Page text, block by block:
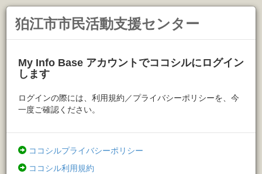
狛江市市民活動支援センター
My Info Base アカウントでココシルにログイン
します
ログインの際には、利用規約／プライバシーポリシーを、今
一度ご確認ください。
ココシルプライバシーポリシー
ココシル利用規約